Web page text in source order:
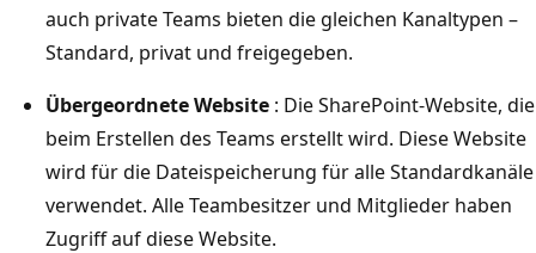
auch private Teams bieten die gleichen Kanaltypen –
Standard, privat und freigegeben.
Übergeordnete Website : Die SharePoint-Website, die
beim Erstellen des Teams erstellt wird. Diese Website
wird für die Dateispeicherung für alle Standardkanäle
verwendet. Alle Teambesitzer und Mitglieder haben
Zugriff auf diese Website.